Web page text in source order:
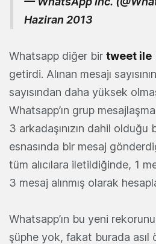
Haziran 2013
Whatsapp diğer bir tweet ile
getirdi. Alınan mesajı
sayısından daha yüksek
Whatsapp’ın grup
3 arkadaşınızın dahil olduğu
esnasında bir mesaj
tüm alıcılara iletildiğinde, 1
3 mesaj alınmış olarak
Whatsapp’ın bu yeni
şüphe yok, fakat burada asıl